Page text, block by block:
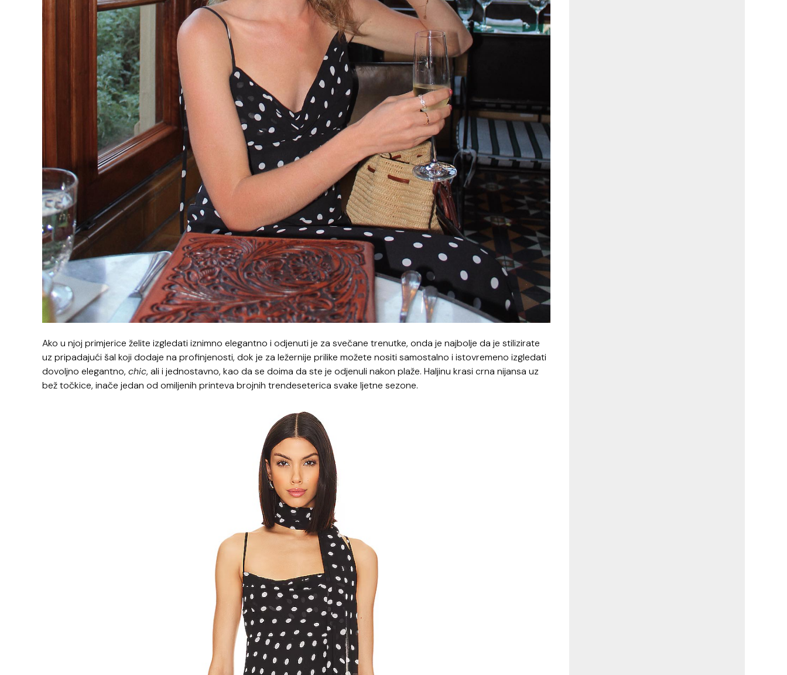
Ako u njoj primjerice želite izgledati iznimno elegantno i odjenuti je za svečane trenutke, onda je najbolje da je stilizirate
uz pripadajući šal koji dodaje na profinjenosti, dok je za ležernije prilike možete nositi samostalno i istovremeno izgledati
dovoljno elegantno, chic, ali i jednostavno, kao da se doima da ste je odjenuli nakon plaže. Haljinu krasi crna nijansa uz
bež točkice, inače jedan od omiljenih printeva brojnih trendeseterica svake ljetne sezone.